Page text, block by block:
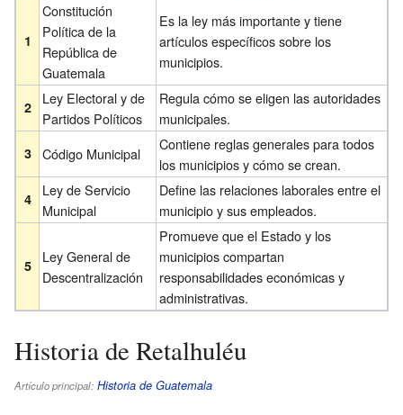
1
Constitución
Política de la
República de
Guatemala
Es la ley más importante y tiene
artículos específicos sobre los
municipios.
2
Ley Electoral y de
Partidos Políticos
Regula cómo se eligen las autoridades
municipales.
3 Código Municipal
Contiene reglas generales para todos
los municipios y cómo se crean.
4
Ley de Servicio
Municipal
Define las relaciones laborales entre el
municipio y sus empleados.
5
Ley General de
Descentralización
Promueve que el Estado y los
municipios compartan
responsabilidades económicas y
administrativas.
Historia de Retalhuléu
Artículo principal: Historia de Guatemala